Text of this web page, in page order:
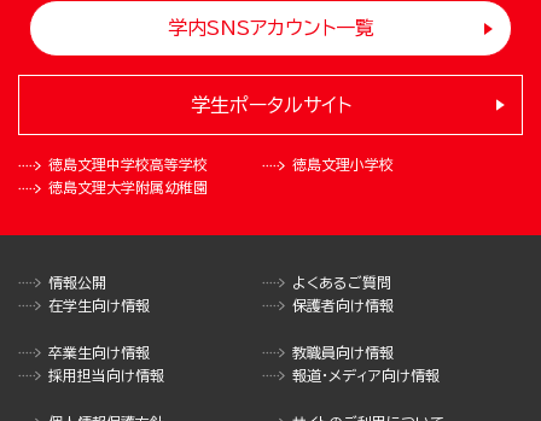
学内SNSアカウント一覧
徳島文理中学校高等学校
徳島文理小学校
徳島文理大学附属幼稚園
学生ポータルサイト
情報公開
よくあるご質問
在学生向け情報
保護者向け情報
卒業生向け情報
教職員向け情報
採用担当向け情報
報道・メディア向け情報